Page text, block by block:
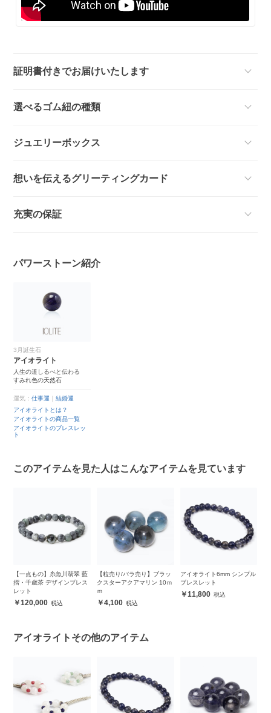
証明書付きでお届けいたします
選べるゴム紐の種類
ジュエリーボックス
想いを伝えるグリーティングカード
充実の保証
パワーストーン紹介
3月誕生石
アイオライト
人生の道しるべと伝わる
すみれ色の天然石
運気：仕事運 ｜結婚運
アイオライトとは？
アイオライトの商品一覧
アイオライトのブレスレッ
ト
このアイテムを見た人はこんなアイテムを見ています
【一点もの】糸魚川翡翠 藍
摺・千歳茶 デザインブレス
レット
120,000
【粒売り/バラ売り】ブラッ
クスターアクアマリン 10ｍ
ｍ
4,100
アイオライト6mm シンプル
ブレスレット
11,800
アイオライトその他のアイテム